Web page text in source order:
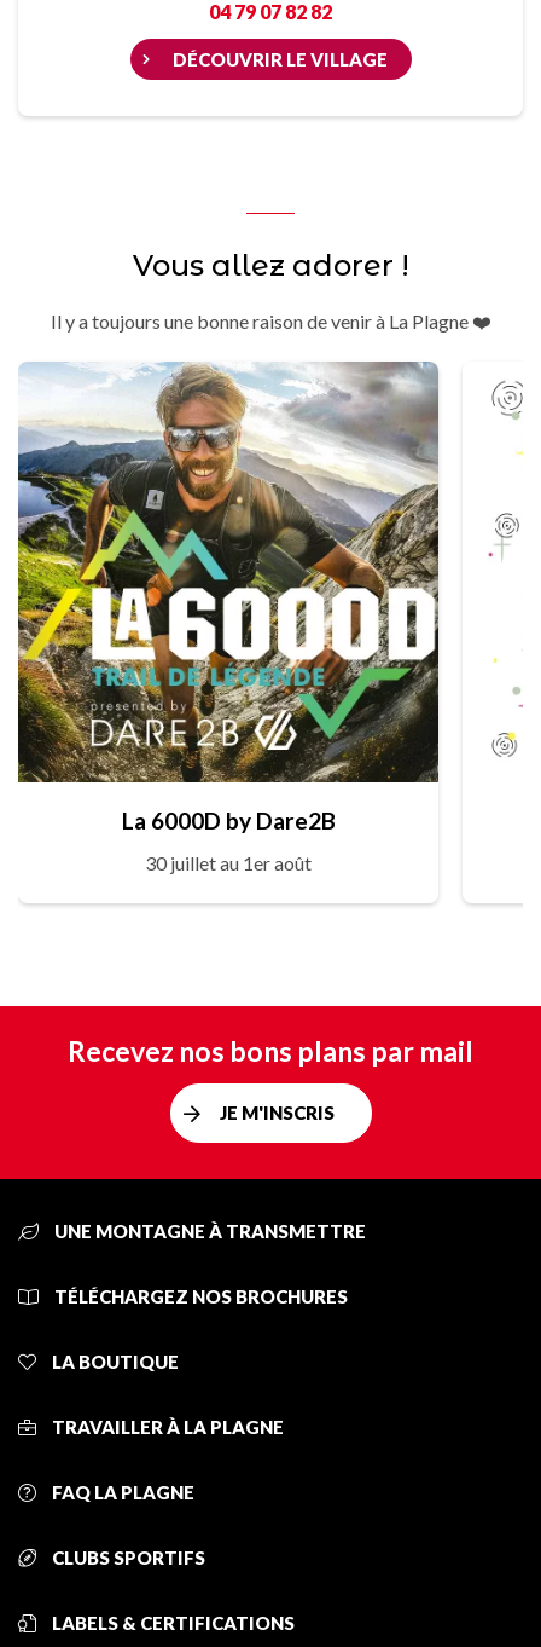
04 79 07 82 82
DÉCOUVRIR LE VILLAGE
Vous allez adorer !
Il y a toujours une bonne raison de venir à La Plagne ❤️
La 6000D by Dare2B
30 juillet au 1er août
Recevez nos bons plans par mail
JE M'INSCRIS
UNE MONTAGNE À TRANSMETTRE
TÉLÉCHARGEZ NOS BROCHURES
LA BOUTIQUE
TRAVAILLER À LA PLAGNE
FAQ LA PLAGNE
CLUBS SPORTIFS
LABELS & CERTIFICATIONS